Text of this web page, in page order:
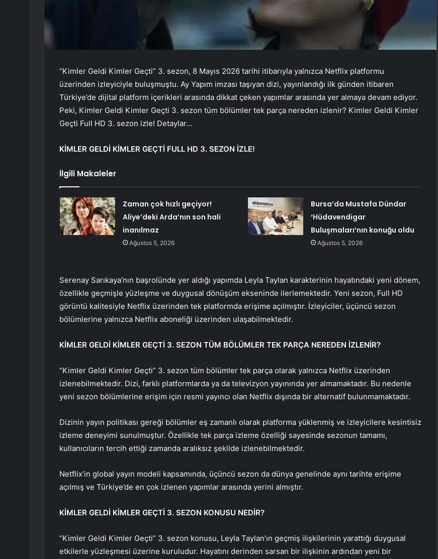
“Kimler Geldi Kimler Geçti” 3. sezon, 8 Mayıs 2026 tarihi itibarıyla yalnızca Netflix platformu
üzerinden izleyiciyle buluşmuştu. Ay Yapım imzası taşıyan dizi, yayınlandığı ilk günden itibaren
Türkiye’de dijital platform içerikleri arasında dikkat çeken yapımlar arasında yer almaya devam ediyor.
Peki, Kimler Geldi Kimler Geçti 3. sezon tüm bölümler tek parça nereden izlenir? Kimler Geldi Kimler
Geçti Full HD 3. sezon izle! Detaylar…
KİMLER GELDİ KİMLER GEÇTİ FULL HD 3. SEZON İZLE!
İlgili Makaleler
Zaman çok hızlı geçiyor!
Aliye’deki Arda’nın son hali
inanılmaz
Ağustos 5, 2026
Bursa’da Mustafa Dündar
‘Hüdavendigar
Buluşmaları’nın konuğu oldu
Ağustos 5, 2026
Serenay Sarıkaya’nın başrolünde yer aldığı yapımda Leyla Taylan karakterinin hayatındaki yeni dönem,
özellikle geçmişle yüzleşme ve duygusal dönüşüm ekseninde ilerlemektedir. Yeni sezon, Full HD
görüntü kalitesiyle Netflix üzerinden tek platformda erişime açılmıştır. İzleyiciler, üçüncü sezon
bölümlerine yalnızca Netflix aboneliği üzerinden ulaşabilmektedir.
KİMLER GELDİ KİMLER GEÇTİ 3. SEZON TÜM BÖLÜMLER TEK PARÇA NEREDEN İZLENİR?
“Kimler Geldi Kimler Geçti” 3. sezon tüm bölümler tek parça olarak yalnızca Netflix üzerinden
izlenebilmektedir. Dizi, farklı platformlarda ya da televizyon yayınında yer almamaktadır. Bu nedenle
yeni sezon bölümlerine erişim için resmi yayıncı olan Netflix dışında bir alternatif bulunmamaktadır.
Dizinin yayın politikası gereği bölümler eş zamanlı olarak platforma yüklenmiş ve izleyicilere kesintisiz
izleme deneyimi sunulmuştur. Özellikle tek parça izleme özelliği sayesinde sezonun tamamı,
kullanıcıların tercih ettiği zamanda aralıksız şekilde izlenebilmektedir.
Netflix’in global yayın modeli kapsamında, üçüncü sezon da dünya genelinde aynı tarihte erişime
açılmış ve Türkiye’de en çok izlenen yapımlar arasında yerini almıştır.
KİMLER GELDİ KİMLER GEÇTİ 3. SEZON KONUSU NEDİR?
“Kimler Geldi Kimler Geçti” 3. sezon konusu, Leyla Taylan’ın geçmiş ilişkilerinin yarattığı duygusal
etkilerle yüzleşmesi üzerine kuruludur. Hayatını derinden sarsan bir ilişkinin ardından yeni bir